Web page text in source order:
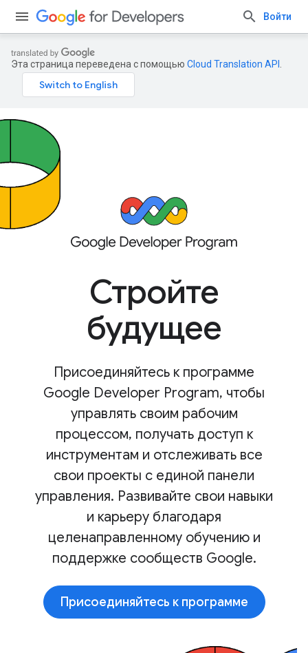
Войти
Эта страница переведена с помощью Cloud Translation API
Стройте
будущее
Присоединяйтесь к программе
Google Developer Program, чтобы
управлять своим рабочим
процессом, получать доступ к
инструментам и отслеживать все
свои проекты с единой панели
управления. Развивайте свои навыки
и карьеру благодаря
целенаправленному обучению и
поддержке сообществ Google.
Присоединяйтесь к программе